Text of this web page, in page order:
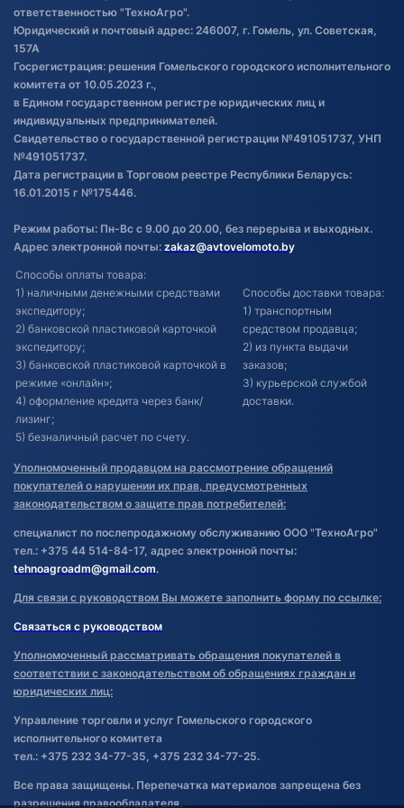
Обработка файлов cookie
Постановка транспорта на учет
Обновления в ЭПТС 2024
ответственностью "ТехноАгро".
Юридический и почтовый адрес: 246007, г. Гомель, ул. Советская,
157А
Госрегистрация: решения Гомельского городского исполнительного
комитета от 10.05.2023 г.,
в Едином государственном регистре юридических лиц и
индивидуальных предпринимателей.
Свидетельство о государственной регистрации №491051737, УНП
№491051737.
Дата регистрации в Торговом реестре Республики Беларусь:
16.01.2015 г №175446.
Режим работы: Пн-Вс с 9.00 до 20.00, без перерыва и выходных.
Адрес электронной почты: zakaz@avtovelomoto.by
Способы оплаты товара:
1) наличными денежными средствами
экспедитору;
2) банковской пластиковой карточкой
экспедитору;
3) банковской пластиковой карточкой в
режиме «онлайн»;
4) оформление кредита через банк/
лизинг;
5) безналичный расчет по счету.
Способы доставки товара:
1) транспортным
средством продавца;
2) из пункта выдачи
заказов;
3) курьерской службой
доставки.
Уполномоченный продавцом на рассмотрение обращений
покупателей о нарушении их прав, предусмотренных
законодательством о защите прав потребителей:
специалист по послепродажному обслуживанию ООО "ТехноАгро"
тел.: +375 44 514-84-17, адрес электронной почты:
tehnoagroadm@gmail.com.
Для связи с руководством Вы можете заполнить форму по ссылке:
Связаться с руководством
Уполномоченный рассматривать обращения покупателей в
соответствии с законодательством об обращениях граждан и
юридических лиц:
Управление торговли и услуг Гомельского городского
исполнительного комитета
тел.: +375 232 34-77-35, +375 232 34-77-25.
Все права защищены. Перепечатка материалов запрещена без
разрешения правообладателя.